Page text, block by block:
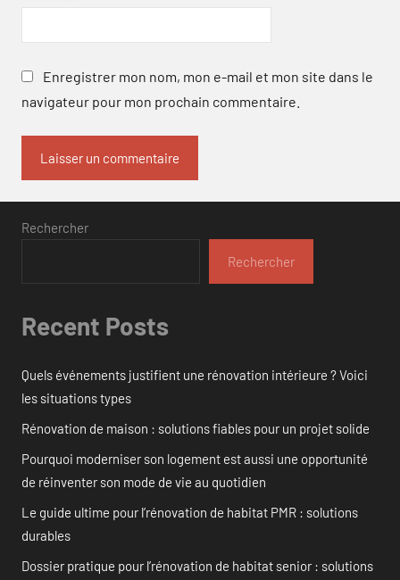
Enregistrer mon nom, mon e-mail et mon site dans le
navigateur pour mon prochain commentaire.
Rechercher
Rechercher
Recent Posts
Quels événements justifient une rénovation intérieure ? Voici
les situations types
Rénovation de maison : solutions fiables pour un projet solide
Pourquoi moderniser son logement est aussi une opportunité
de réinventer son mode de vie au quotidien
Le guide ultime pour l’rénovation de habitat PMR : solutions
durables
Dossier pratique pour l’rénovation de habitat senior : solutions